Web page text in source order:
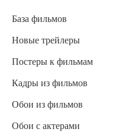
База фильмов
Новые трейлеры
Постеры к фильмам
Кадры из фильмов
Обои из фильмов
Обои с актерами